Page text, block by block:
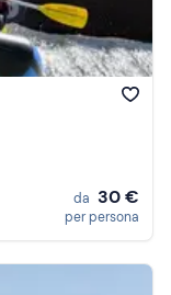
da 30 €
per persona